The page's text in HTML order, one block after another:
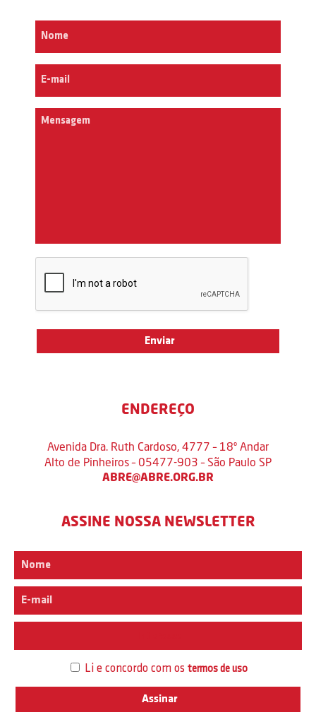
ENDEREÇO
Avenida Dra. Ruth Cardoso, 4777 – 18º Andar
Alto de Pinheiros – 05477-903 – São Paulo SP
ABRE@ABRE.ORG.BR
ASSINE NOSSA NEWSLETTER
Li e concordo com os termos de uso